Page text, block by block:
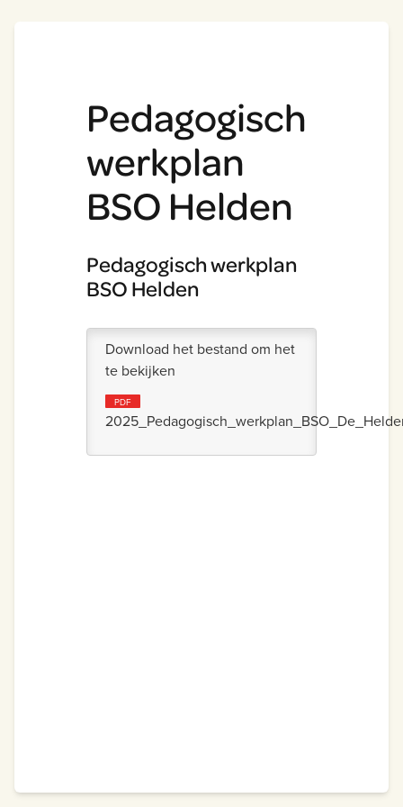
Pedagogisch
werkplan
BSO Helden
Pedagogisch werkplan
BSO Helden
Download het bestand om het
te bekijken
PDF